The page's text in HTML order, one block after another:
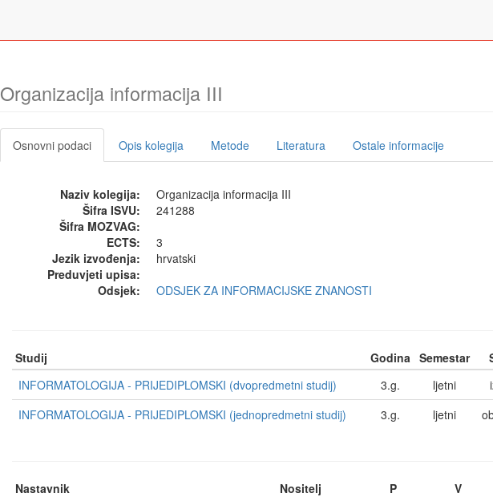
Organizacija informacija III
Osnovni podaci Opis kolegija Metode Literatura Ostale informacije
Naziv kolegija:
Organizacija informacija III
Šifra ISVU:
241288
Šifra MOZVAG:
ECTS:
3
Jezik izvođenja:
hrvatski
Preduvjeti upisa:
Odsjek:
ODSJEK ZA INFORMACIJSKE ZNANOSTI
Studij Godina Semestar
INFORMATOLOGIJA - PRIJEDIPLOMSKI (dvopredmetni studij)
3.g. ljetni
INFORMATOLOGIJA - PRIJEDIPLOMSKI (jednopredmetni studij)
3.g. ljetni
Nastavnik Nositelj P V